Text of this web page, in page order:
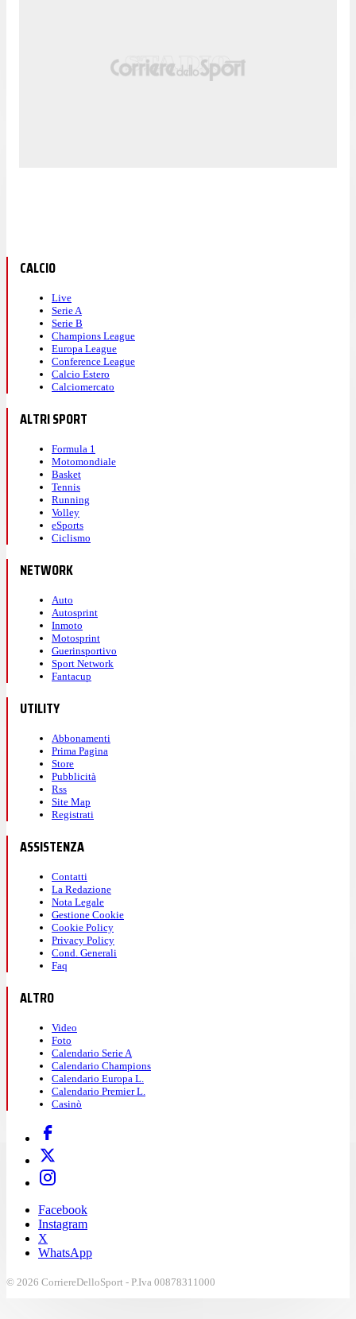
CALCIO
Live
Serie A
Serie B
Champions League
Europa League
Conference League
Calcio Estero
Calciomercato
ALTRI SPORT
Formula 1
Motomondiale
Basket
Tennis
Running
Volley
eSports
Ciclismo
NETWORK
Auto
Autosprint
Inmoto
Motosprint
Guerinsportivo
Sport Network
Fantacup
UTILITY
Abbonamenti
Prima Pagina
Store
Pubblicità
Rss
Site Map
Registrati
ASSISTENZA
Contatti
La Redazione
Nota Legale
Gestione Cookie
Cookie Policy
Privacy Policy
Cond. Generali
Faq
ALTRO
Video
Foto
Calendario Serie A
Calendario Champions
Calendario Europa L.
Calendario Premier L.
Casinò
Facebook
Instagram
X
WhatsApp
© 2026 CorriereDelloSport - P.Iva 00878311000